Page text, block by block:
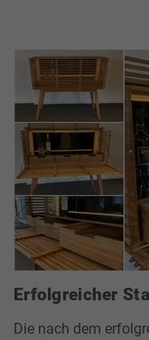
Erfolgreicher
Die nach dem